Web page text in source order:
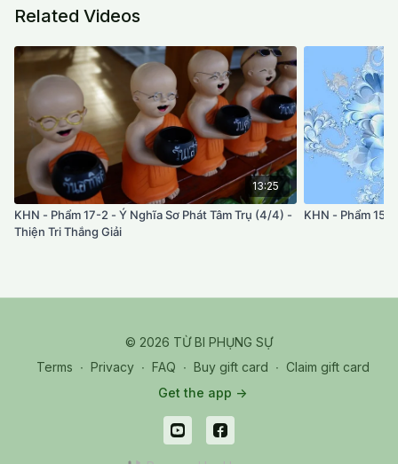
Related Videos
13:25
KHN - Phẩm 17-2 - Ý Nghĩa Sơ Phát Tâm Trụ (4/4) -
Thiện Tri Thắng Giải
KHN - Phẩm 15
© 2026 TỪ BI PHỤNG SỰ
Terms ∙ Privacy ∙ FAQ ∙ Buy gift card ∙ Claim gift card
Get the app ->